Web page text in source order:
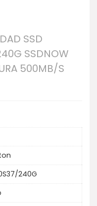
SSD
SSDNOW
500MB/S
240G